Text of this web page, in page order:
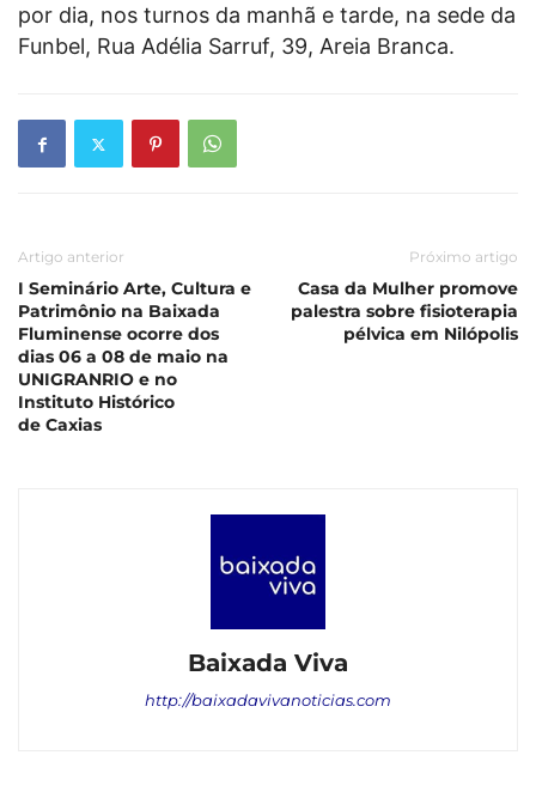
por dia, nos turnos da manhã e tarde, na sede da
Funbel, Rua Adélia Sarruf, 39, Areia Branca.
Artigo anterior
I Seminário Arte, Cultura e
Patrimônio na Baixada
Fluminense ocorre dos
dias 06 a 08 de maio na
UNIGRANRIO e no
Instituto Histórico
de Caxias
Próximo artigo
Casa da Mulher promove
palestra sobre fisioterapia
pélvica em Nilópolis
Baixada Viva
http://baixadavivanoticias.com